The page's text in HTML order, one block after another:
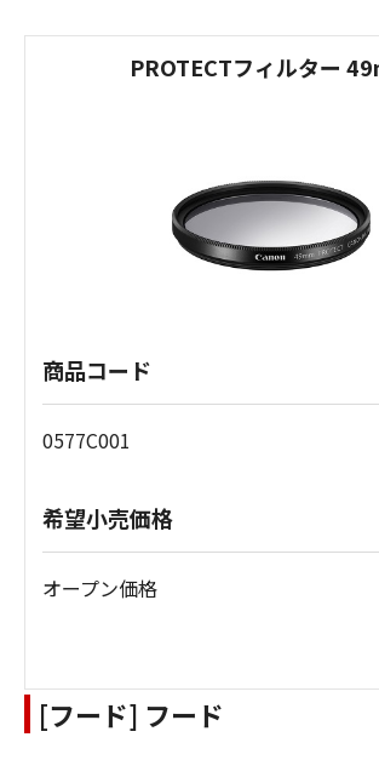
PROTECTフィルター
商品コード
0577C001
希望小売価格
オープン価格
[フード] フード